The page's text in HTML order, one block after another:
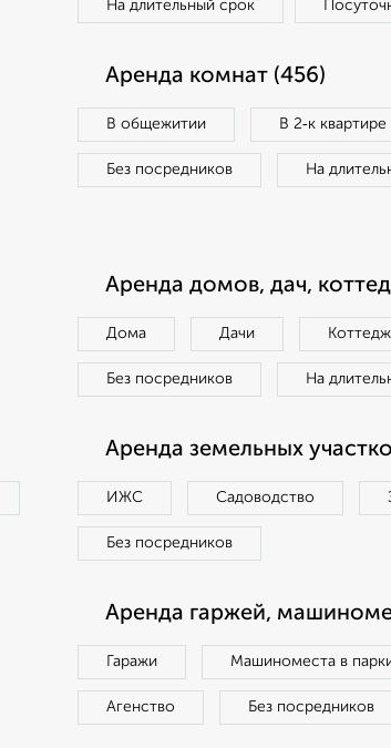
На длительный срок
Аренда комнат (456)
В общежитии В 2‑к квартире
Без посредников На
Аренда домов, дач,
Дома Дачи
Без посредников На
Аренда земельных
ИЖС Садоводство
Без посредников
Аренда гаржей,
Гаражи Машиноместа в
Агенство Без посредников